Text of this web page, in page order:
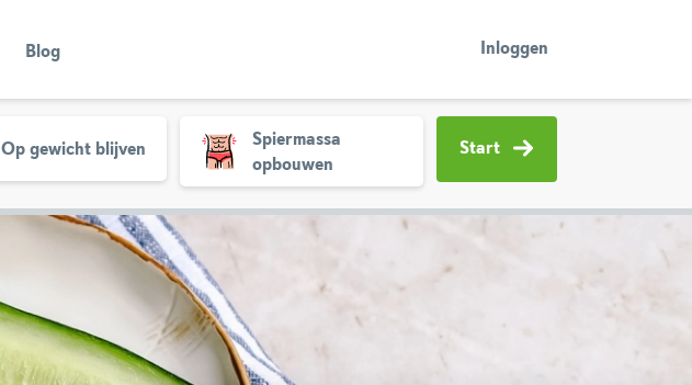
Blog Inloggen
Op gewicht blijven
Spiermassa
opbouwen
Start